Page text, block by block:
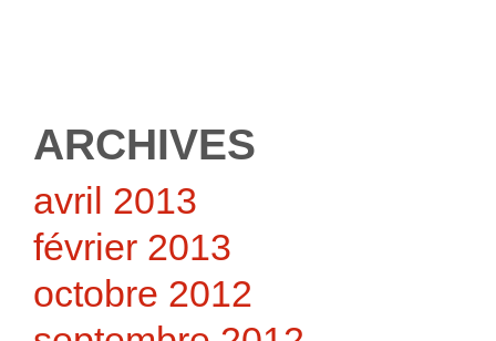
ARCHIVES
avril 2013
février 2013
octobre 2012